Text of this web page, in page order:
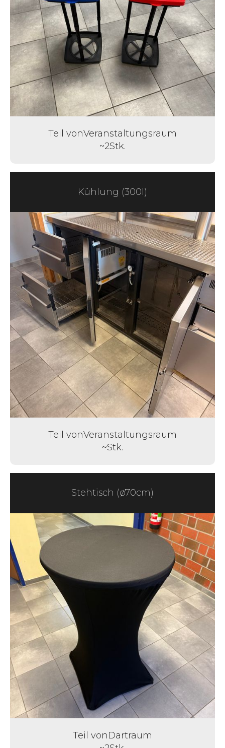
Teil vonVeranstaltungsraum
~2Stk.
Kühlung (300l)
Teil vonVeranstaltungsraum
~Stk.
Stehtisch (ø70cm)
Teil vonDartraum